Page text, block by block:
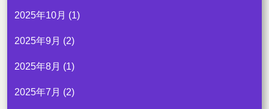
2025年10月 (1)
2025年9月 (2)
2025年8月 (1)
2025年7月 (2)